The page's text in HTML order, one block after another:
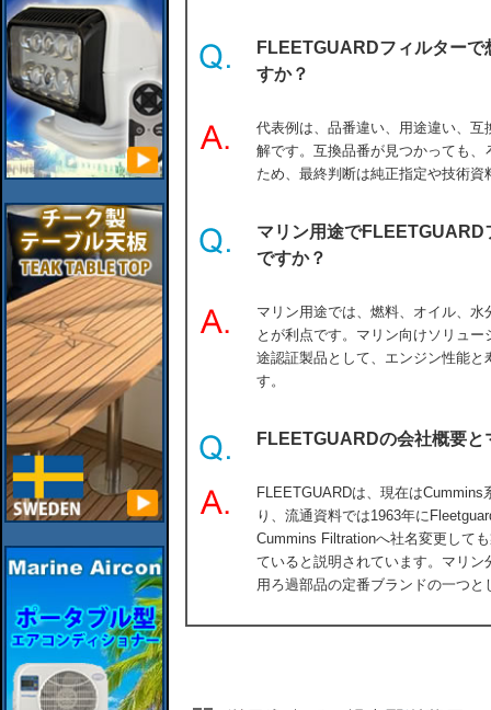
FLEETGUARDフィルター
すか？
代表例は、品番違い、用途違い、
解です。互換品番が見つかっても
ため、最終判断は純正指定や技術資
マリン用途でFLEETGUARD
ですか？
マリン用途では、燃料、オイル、
とが利点です。マリン向けソリュ
途認証製品として、エンジン性能
す。
FLEETGUARDの会社概要
FLEETGUARDは、現在は
り、流通資料では1963年に
Cummins Filtrationへ社名変更して
ていると説明されています。マリ
用ろ過部品の定番ブランドの一つと